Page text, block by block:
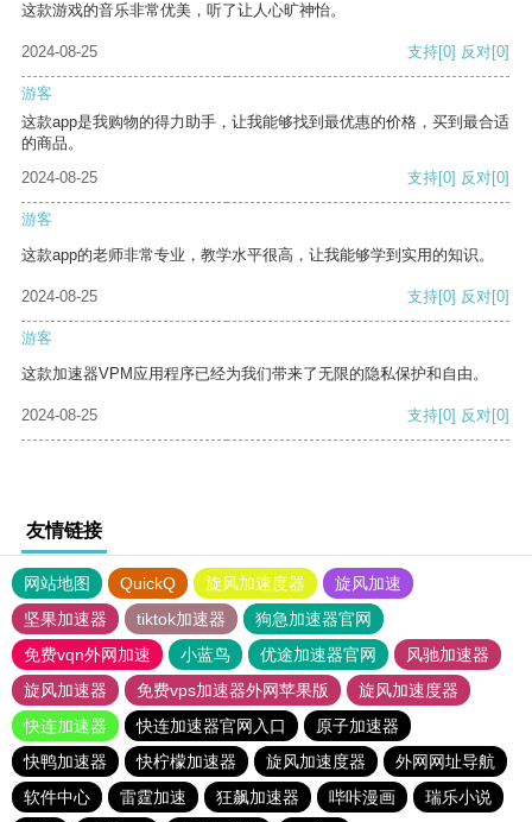
这款游戏的音乐非常优美，听了让人心旷神怡。
2024-08-25 支持[0] 反对[0]
游客
这款app是我购物的得力助手，让我能够找到最优惠的价格，买到最合适
的商品。
2024-08-25
支持[0] 反对[0]
游客
这款app的老师非常专业，教学水平很高，让我能够学到实用的知识。
2024-08-25 支持[0] 反对[0]
游客
这款加速器VPM应用程序已经为我们带来了无限的隐私保护和自由。
2024-08-25 支持[0] 反对[0]
友情链接
网站地图 QuickQ 旋风加速度器
旋风加速
坚果加速器
tiktok加速器
狗急加速器官网
免费vqn外网加速
小蓝鸟 优途加速器官网
风驰加速器
旋风加速器
免费vps加速器外网苹果版
旋风加速度器
快连加速器
快连加速器官网入口
原子加速器
快鸭加速器
快柠檬加速器 旋风加速度器
外网网址导航
软件中心
雷霆加速 狂飙加速器 哔咔漫画
瑞乐小说